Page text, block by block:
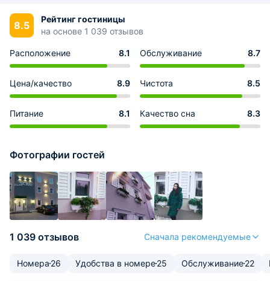
8.5
Рейтинг гостиницы
на основе 1 039 отзывов
Расположение 8.1 Обслуживание 8.7
Цена/качество 8.9 Чистота 8.5
Питание 8.1 Качество сна 8.3
Фотографии гостей
1 039 отзывов Сначала рекомендуемые
Номера 26 Удобства в номере25 Обслуживание22